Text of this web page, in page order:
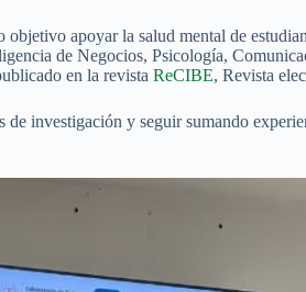
apoyar la salud mental de
de Negocios, Psicología,
en la revista ReCIBE, Revista
investigación y seguir sumando